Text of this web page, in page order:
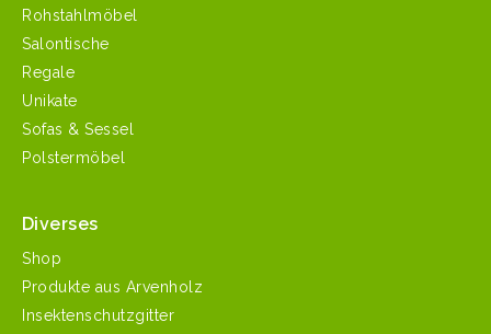
Rohstahlmöbel
Salontische
Regale
Unikate
Sofas & Sessel
Polstermöbel
Diverses
Shop
Produkte aus Arvenholz
Insektenschutzgitter